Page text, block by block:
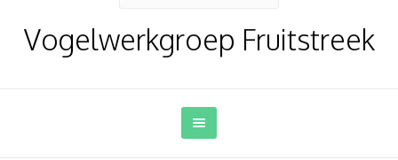
Vogelwerkgroep Fruitstreek